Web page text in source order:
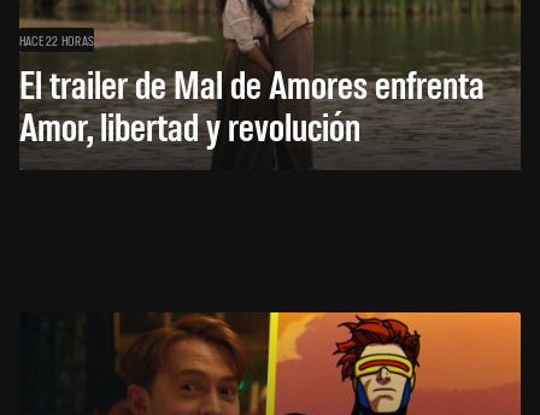
HACE 22 HORAS
El trailer de Mal de Amores enfrenta
Amor, libertad y revolución